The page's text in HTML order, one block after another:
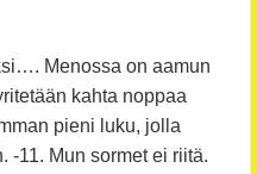
Menossa on aamun
kahta noppaa
pieni luku, jolla
-11. Mun sormet ei riitä.